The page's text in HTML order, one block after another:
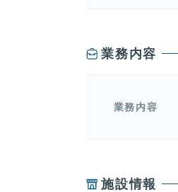
業務内容
業務内容
施設情報